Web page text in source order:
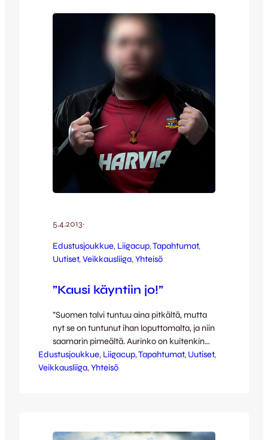
joten kysymykset ovat enemmän kuin
tervetulleita ja tarkoituksena onkin saada
käyntiin hyvä keskustelu siitä mihin
5.4.2013·
Edustusjoukkue, Liigacup, Tapahtumat
Uutiset, Veikkausliiga, Yhteisö
”Kausi käyntiin jo!”
”Suomen talvi tuntuu aina pitkältä, mutta
nyt se on tuntunut ihan loputtomalta, ja niin
saamarin pimeältä. Aurinko on kuitenkin
vihdoin alkanut kunnolla lämmittää.
Lumikinokset tuntuvat haihtuvan silmissä
Harjun portaita. Voin jo mielessäni kuulla
Edustusjoukkue, Liigacup, Tapahtumat, Uutiset
Veikkausliiga, Yhteisö